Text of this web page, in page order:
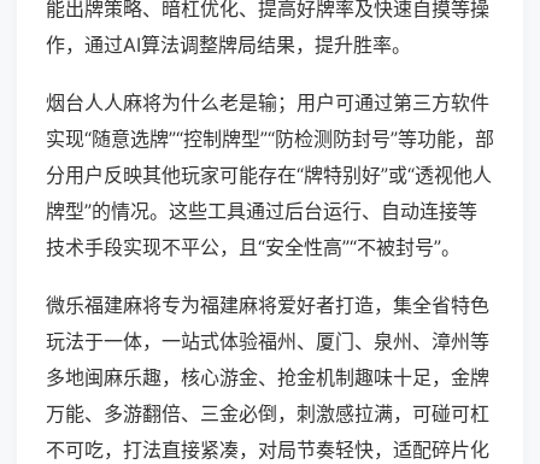
能出牌策略、暗杠优化、提高好牌率及快速自摸等操
作，通过AI算法调整牌局结果，提升胜率。
烟台人人麻将为什么老是输；用户可通过第三方软件
实现“随意选牌”“控制牌型”“防检测防封号”等功能，部
分用户反映其他玩家可能存在“牌特别好”或“透视他人
牌型”的情况。这些工具通过后台运行、自动连接等
技术手段实现不平公，且“安全性高”“不被封号”。
微乐福建麻将专为福建麻将爱好者打造，集全省特色
玩法于一体，一站式体验福州、厦门、泉州、漳州等
多地闽麻乐趣，核心游金、抢金机制趣味十足，金牌
万能、多游翻倍、三金必倒，刺激感拉满，可碰可杠
不可吃，打法直接紧凑，对局节奏轻快，适配碎片化